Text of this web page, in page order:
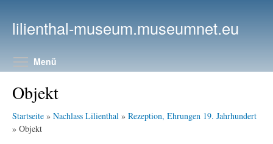
lilienthal-museum.museumnet.eu
Menü
Objekt
Startseite » Nachlass Lilienthal » Rezeption, Ehrungen 19. Jahrhundert
» Objekt